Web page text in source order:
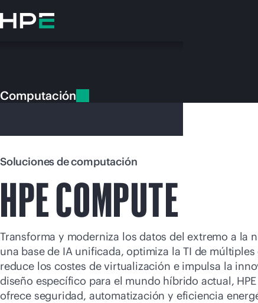
al
contenido
Dirígete a la
Computación
Soluciones de computación
HPE COMPUTE
Transforma y moderniza los datos del extremo a la
una base de IA unificada, optimiza la TI de
reduce los costes de virtualización e impulsa la
diseño específico para el mundo híbrido actual,
ofrece seguridad, automatización y eficiencia